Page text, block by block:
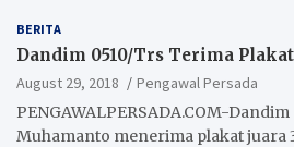
BERITA
Dandim 0510/Trs Terima
August 29, 2018
Pengawal Persada
PENGAWALPERSADA.COM-
Muhamanto menerima plakat juara